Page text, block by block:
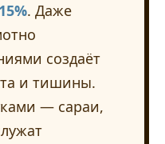
. Даже
создаёт
и тишины.
— сараи,